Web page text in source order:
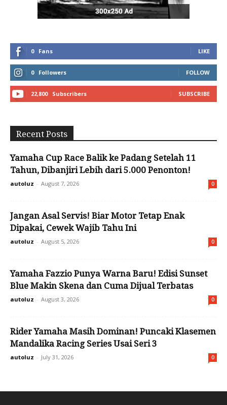
0 Fans LIKE
0 Followers FOLLOW
22,800 Subscribers SUBSCRIBE
Recent Posts
Yamaha Cup Race Balik ke Padang Setelah 11
Tahun, Dibanjiri Lebih dari 5.000 Penonton!
autoluz - August 7, 2026 0
Jangan Asal Servis! Biar Motor Tetap Enak
Dipakai, Cewek Wajib Tahu Ini
autoluz - August 5, 2026 0
Yamaha Fazzio Punya Warna Baru! Edisi Sunset
Blue Makin Skena dan Cuma Dijual Terbatas
autoluz - August 3, 2026 0
Rider Yamaha Masih Dominan! Puncaki Klasemen
Mandalika Racing Series Usai Seri 3
autoluz - July 31, 2026 0